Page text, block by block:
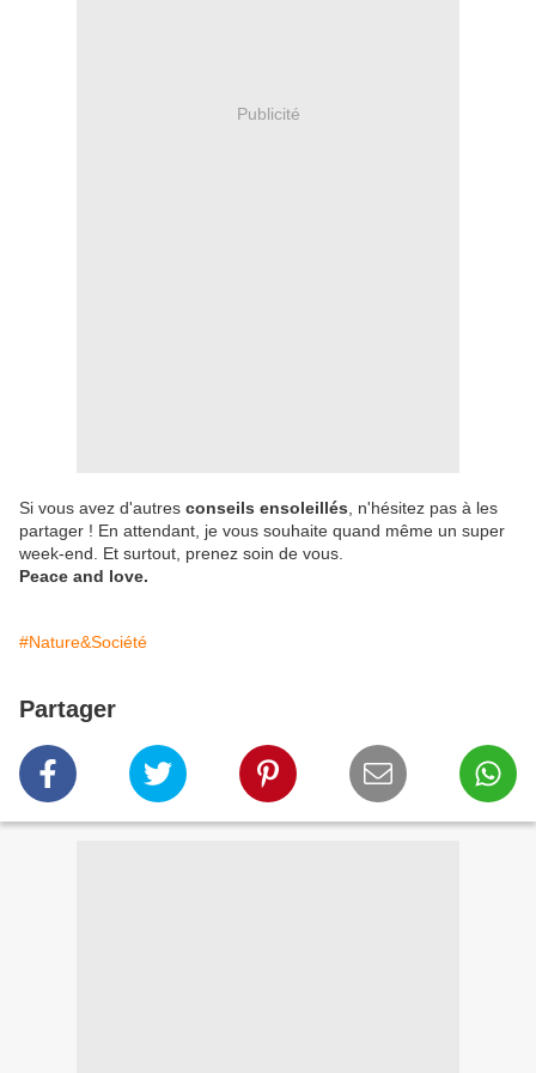
Publicité
Si vous avez d'autres conseils ensoleillés , n'hésitez pas à les
partager ! En attendant, je vous souhaite quand même un super
week-end. Et surtout, prenez soin de vous.
Peace and love.
#Nature&Société
Partager